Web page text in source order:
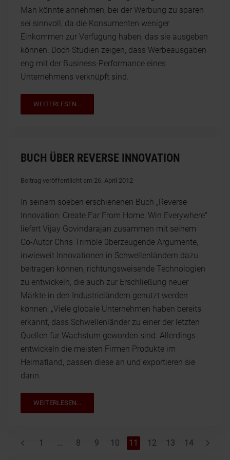
Man könnte annehmen, bei der Werbung zu sparen
sei sinnvoll, da die Konsumenten weniger
Einkommen zur Verfügung haben, das sie ausgeben
können. Doch Studien zeigen, dass Werbeausgaben
eng mit der Business-Performance eines
Unternehmens verknüpft sind.
WEITERLESEN...
BUCH ÜBER REVERSE INNOVATION
Beitrag veröffentlicht am 26. April 2012
In seinem soeben erschienenen Buch „Reverse
Innovation: Create Far From Home, Win Everywhere"
liefert Vijay Govindarajan zusammen mit seinem
Co-Autor Chris Trimble überzeugende Argumente,
inwieweit Innovationen in Schwellenländern dazu
beitragen können, richtungsweisende Technologien
zu entwickeln, die auch zur Erschließung neuer
Märkte in den Industrieländern genutzt werden
können: „Viele globale Unternehmen haben bereits
erkannt, dass Schwellenländer zu einer der letzten
Quellen für Wachstum geworden sind. Allerdings
entwickeln die meisten Firmen Produkte im
Heimatland, passen diese an und exportieren sie
dann.
WEITERLESEN...
1 … 8 9 10 11 12 13 14